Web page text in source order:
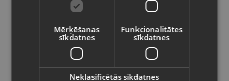
Apple Apple Watch Ultra 2 A2986
Latviešu / Latvian
Mērķēšanas
sīkdatnes
Funkcionalitātes
sīkdatnes
Neklasificētās sīkdatnes